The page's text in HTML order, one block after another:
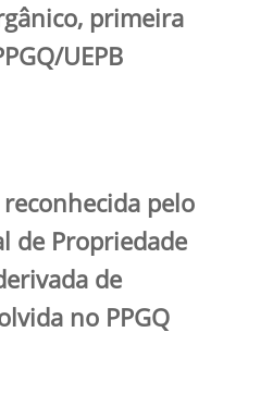
primeira
UEPB
pelo
de Propriedade
de
no PPGQ